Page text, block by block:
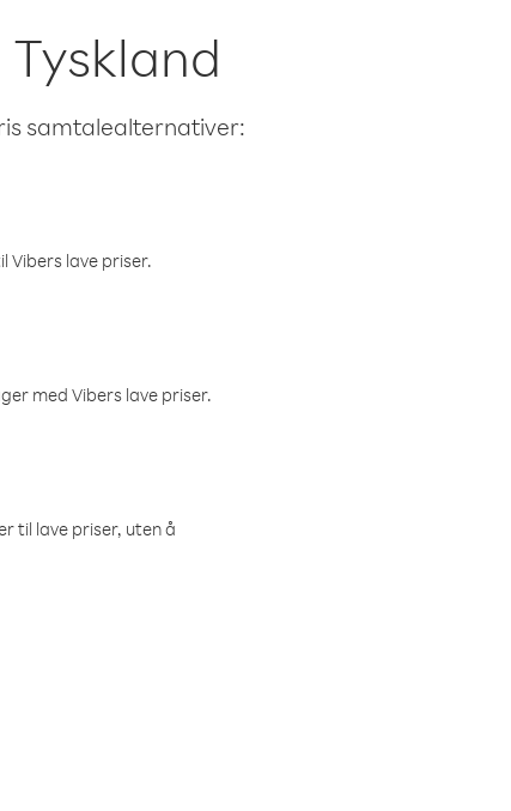
samtalealternativer:
Vibers lave priser.
med Vibers lave priser.
til lave priser, uten å